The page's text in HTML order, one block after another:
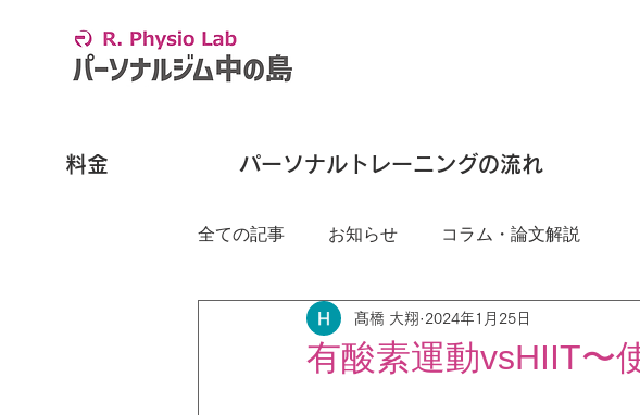
料金 パーソナルトレーニングの流れ
全ての記事 お知らせ コラム・論文解説
有酸素運動vsHIIT〜
髙橋 大翔 2024年1月25日